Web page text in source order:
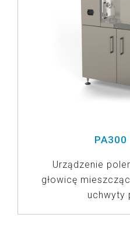
PA300
Urządzenie
głowicę
uchwyty